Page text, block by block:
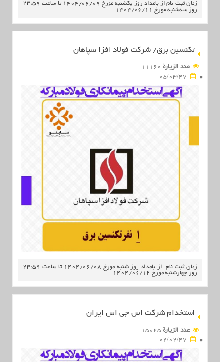
زمان ثبت نام از بامداد روز یکشنبه مورخ 1404/06/09 تا ساعت 23:59
روز سه‌شنبه مورخ 1404/06/11
تکنسین برق/ شرکت فولاد افزا سپاهان
عدد الزیارة 11160
05/03/47
زمان ثبت نام: از بامداد روز شنبه مورخ 1404/06/08 تا ساعت 23:59
روز چهارشنبه مورخ 1404/06/12
استخدام شرکت اس جی اس ایران
عدد الزیارة 15025
04/02/47